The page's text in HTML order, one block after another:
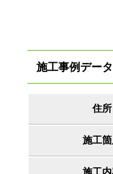
施工事例データ
住所
施工
施工